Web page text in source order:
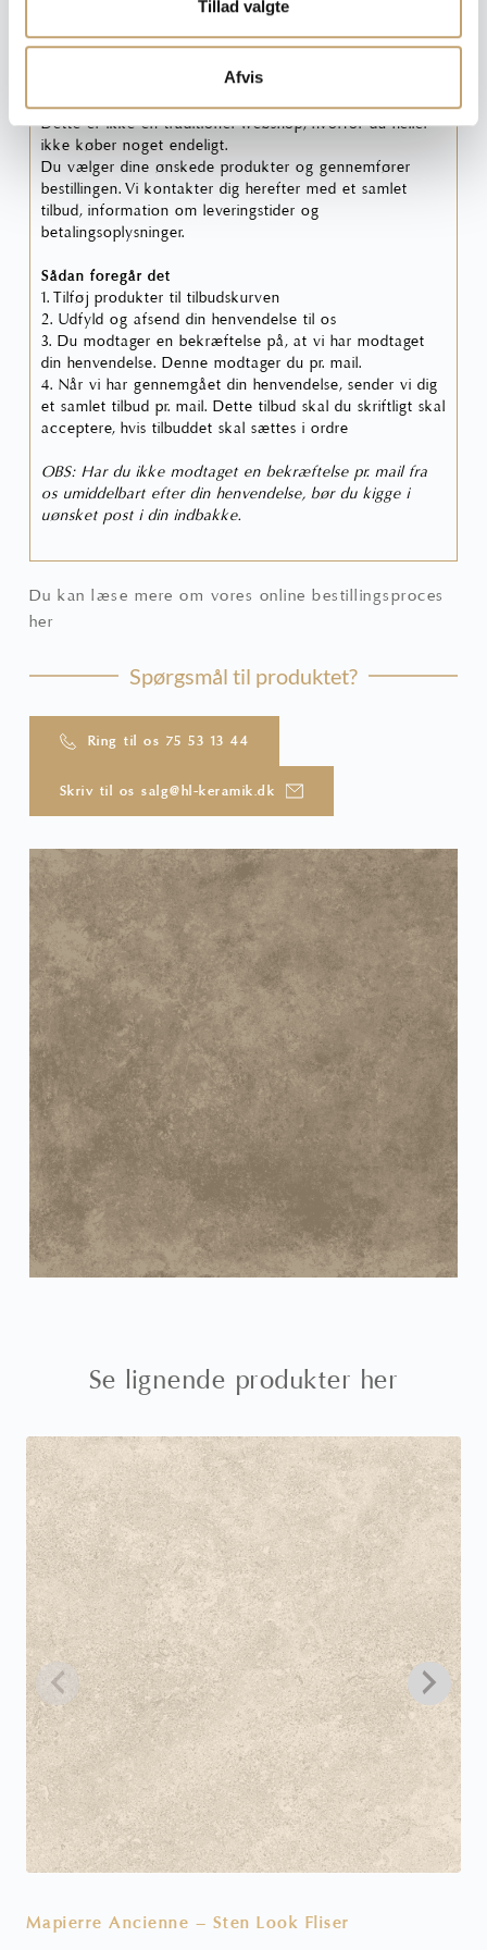
Tillad valgte
Afvis
Medregn spild (10%)
Dette er ikke en traditionel webshop, hvorfor du heller
ikke køber noget endeligt.
Du vælger dine ønskede produkter og gennemfører
bestillingen. Vi kontakter dig herefter med et samlet
tilbud, information om leveringstider og
betalingsoplysninger.
Sådan foregår det
1. Tilføj produkter til tilbudskurven
2. Udfyld og afsend din henvendelse til os
3. Du modtager en bekræftelse på, at vi har modtaget
din henvendelse. Denne modtager du pr. mail.
4. Når vi har gennemgået din henvendelse, sender vi dig
et samlet tilbud pr. mail. Dette tilbud skal du skriftligt skal
acceptere, hvis tilbuddet skal sættes i ordre
OBS: Har du ikke modtaget en bekræftelse pr. mail fra
os umiddelbart efter din henvendelse, bør du kigge i
uønsket post i din indbakke.
Du kan læse mere om vores online bestillingsproces
her
Spørgsmål til produktet?
Ring til os 75 53 13 44
Skriv til os salg@hl-keramik.dk
Se lignende produkter her
Mapierre Ancienne – Sten Look Fliser